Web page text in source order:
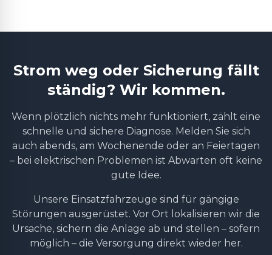
Strom weg oder Sicherung fällt
ständig? Wir kommen.
Wenn plötzlich nichts mehr funktioniert, zählt eine
schnelle und sichere Diagnose. Melden Sie sich
auch abends, am Wochenende oder an Feiertagen
– bei elektrischen Problemen ist Abwarten oft keine
gute Idee.
Unsere Einsatzfahrzeuge sind für gängige
Störungen ausgerüstet. Vor Ort lokalisieren wir die
Ursache, sichern die Anlage ab und stellen – sofern
möglich – die Versorgung direkt wieder her.